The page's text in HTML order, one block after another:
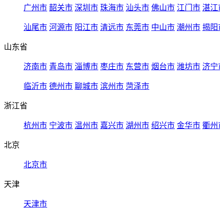
广州市 韶关市 深圳市 珠海市 汕头市 佛山市 江门市 湛江
汕尾市 河源市 阳江市 清远市 东莞市 中山市 潮州市 揭阳
山东省
济南市 青岛市 淄博市 枣庄市 东营市 烟台市 潍坊市 济宁
临沂市 德州市 聊城市 滨州市 菏泽市
浙江省
杭州市 宁波市 温州市 嘉兴市 湖州市 绍兴市 金华市 衢州
北京
北京市
天津
天津市